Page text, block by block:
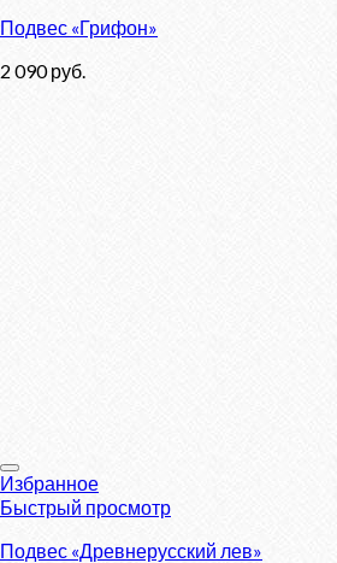
Подвес «Грифон»
2 090руб.
Избранное
Быстрый просмотр
Подвес «Древнерусский лев»